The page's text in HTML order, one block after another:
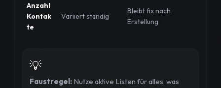
Anzahl
Kontak
te
Variiert ständig
Bleibt fix nach
Erstellung
💡
Faustregel: Nutze aktive Listen für alles, was